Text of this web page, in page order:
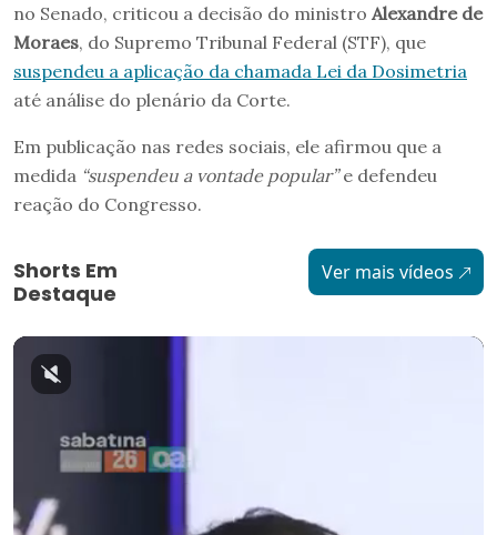
no Senado, criticou a decisão do ministro Alexandre de
Moraes, do Supremo Tribunal Federal (STF), que
suspendeu a aplicação da chamada Lei da Dosimetria
até análise do plenário da Corte.
Em publicação nas redes sociais, ele afirmou que a
medida “suspendeu a vontade popular”e defendeu
reação do Congresso.
Shorts Em
Destaque
Ver mais vídeos